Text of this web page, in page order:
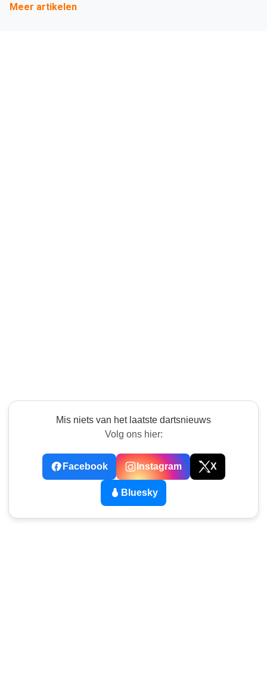
Meer artikelen
Mis niets van het laatste dartsnieuws
Volg ons hier:
Facebook Instagram X
Bluesky